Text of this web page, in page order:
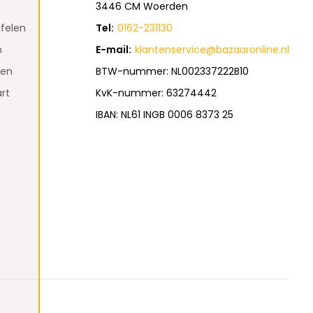
3446 CM Woerden
Tel: 0162-231130
E-mail: klantenservice@bazaaronline.nl
BTW-nummer: NL002337222B10
KvK-nummer: 63274442
IBAN: NL61 INGB 0006 8373 25